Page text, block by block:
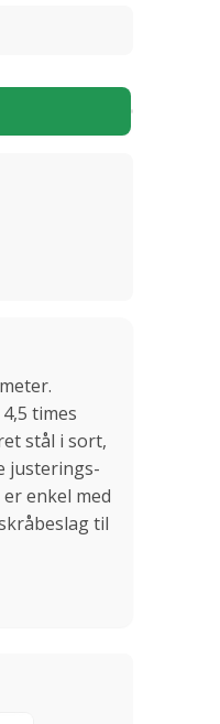
times
stål i sort,
justerings-
enkel med
til